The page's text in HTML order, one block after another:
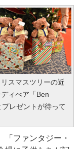
スマスツリーの近
ィべア「Ben
プレゼントが待って
ファンタジー・